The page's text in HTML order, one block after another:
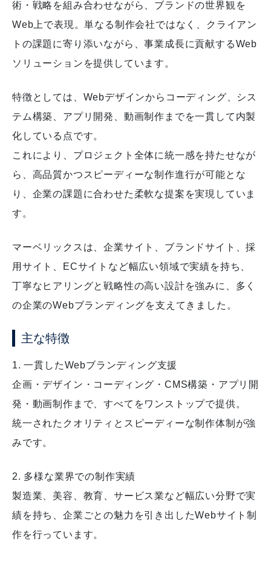
術・戦略を組み合わせながら、ブランドの世界観を
Web上で表現。単なる制作会社ではなく、クライアン
トの課題に寄り添いながら、事業成長に貢献するWeb
ソリューションを提供しています。
特徴としては、Webデザインからコーディング、シス
テム構築、アプリ開発、動画制作までを一貫して内製
化している点です。
これにより、プロジェクト全体に統一感を持たせなが
ら、高品質かつスピーディーな制作進行が可能とな
り、企業の課題に合わせた柔軟な提案を実現していま
す。
マーベリックスは、企業サイト、ブランドサイト、採
用サイト、ECサイトなど幅広い領域で実績を持ち、
丁寧なヒアリングと戦略性の高い設計を強みに、多く
の企業のWebブランディングを支えてきました。
主な特徴
1. 一貫したWebブランディング支援
企画・デザイン・コーディング・CMS構築・アプリ開
発・動画制作まで、すべてをワンストップで提供。
統一されたクオリティとスピーディーな制作体制が強
みです。
2. 多様な業界での制作実績
製造業、美容、教育、サービス業など幅広い分野で実
績を持ち、企業ごとの魅力を引き出したWebサイト制
作を行っています。